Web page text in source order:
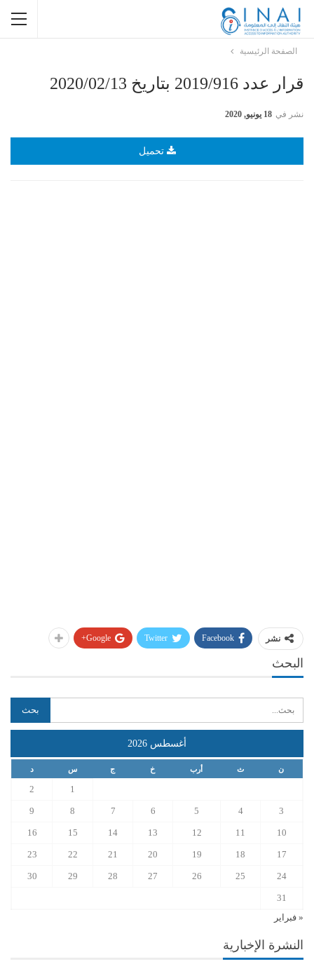
الصفحة الرئيسية
قرار عدد 2019/916 بتاريخ 2020/02/13
نشر في 18 يونيو, 2020
تحميل
نشر Facebook
Twitter
Google+
البحث
أغسطس 2026
ن ث أرب خ ج س د
1
2
3
4
5
6
7
8
9
10
11
12
13
14
15
16
17
18
19
20
21
22
23
24
25
26
27
28
29
30
31
« فبراير
النشرة الإخبارية